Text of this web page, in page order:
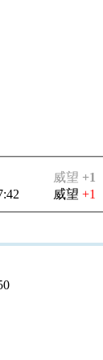
威望 +1
威望 +1